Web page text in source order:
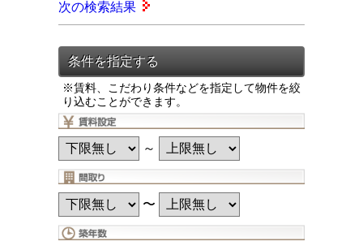
※賃料、こだわり条件などを指定して物件を絞
り込むことができます。
～
〜
次の検索結果